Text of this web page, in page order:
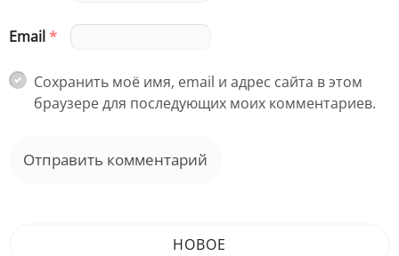
Email*
Сохранить моё имя, email и адрес сайта в этом
браузере для последующих моих комментариев.
НОВОЕ